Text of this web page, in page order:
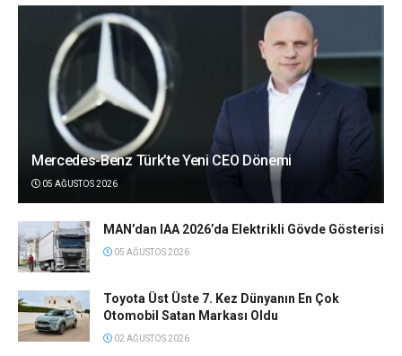
Mercedes-Benz Türk’te Yeni CEO Dönemi
05 AĞUSTOS 2026
MAN’dan IAA 2026’da Elektrikli Gövde Gösterisi
05 AĞUSTOS 2026
Toyota Üst Üste 7. Kez Dünyanın En Çok
Otomobil Satan Markası Oldu
02 AĞUSTOS 2026